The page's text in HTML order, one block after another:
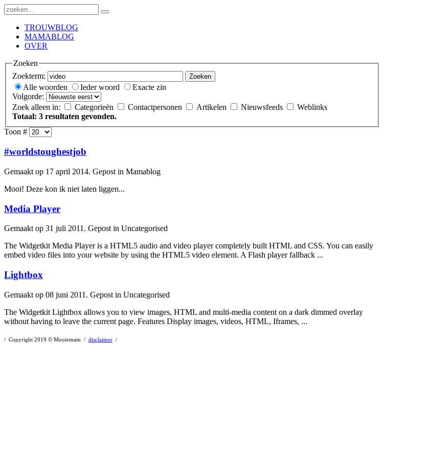
TROUWBLOG
MAMABLOG
OVER
Zoeken
Zoekterm:
Zoeken
Alle woorden Ieder woord
Exacte zin
Volgorde:
Zoek alleen in:
Categorieën Contactpersonen Artikelen Nieuwsfeeds
Weblinks
Totaal: 3 resultaten gevonden.
Toon #
#worldstoughestjob
Gemaakt op 17 april 2014. Gepost in Mamablog
Mooi! Deze kon ik niet laten liggen...
Media Player
Gemaakt op 31 juli 2011. Gepost in Uncategorised
The Widgetkit Media Player is a HTML5 audio and video player completely built HTML and CSS. You can easily
embed video files into your website by using the HTML5 video element. A Flash player fallback ...
Lightbox
Gemaakt op 08 juni 2011. Gepost in Uncategorised
The Widgetkit Lightbox allows you to view images, HTML and multi-media content on a dark dimmed overlay
without having to leave the current page. Features Display images, videos, HTML, Iframes, ...
/ Copyright 2019 © Mooiemam / disclaimer /